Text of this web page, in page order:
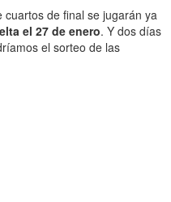
de final se jugarán ya
el 27 de enero. Y dos días
el sorteo de las